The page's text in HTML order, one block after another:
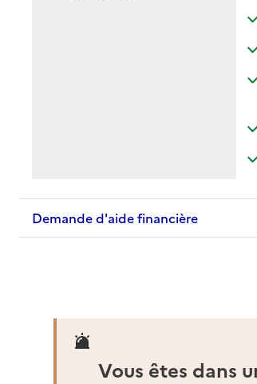
Demande d'aide financière
Vous êtes dans